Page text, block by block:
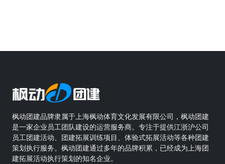
枫动团建品牌隶属于上海枫动体育文化发展有限公司，枫动团建
是一家企业员工团队建设的运营服务商。专注于提供江浙沪公司
员工团建活动、团建拓展训练项目、体验式拓展活动等各种团建
策划执行服务。枫动团建通过多年的品牌积累，已经成为上海团
建拓展活动执行策划的知名企业。